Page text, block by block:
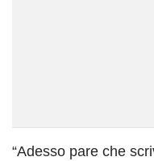
“Adesso pare che